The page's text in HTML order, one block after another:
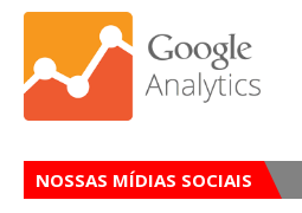
NOSSAS MÍDIAS SOCIAIS